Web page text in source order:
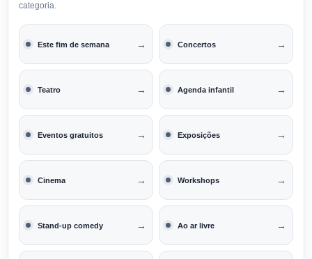
categoria.
Este fim de semana → Concertos →
Teatro → Agenda infantil →
Eventos gratuitos → Exposições →
Cinema → Workshops →
Stand-up comedy → Ao ar livre →